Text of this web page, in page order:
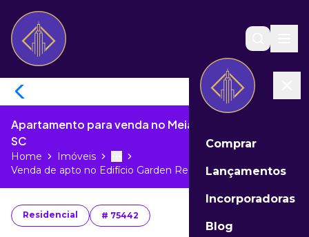
Comprar
Lançamentos
Incorporadoras
Blog
Apartamento para venda no Meia Praia de Itapema -
SC
Home Imóveis More
Toggle menu
Venda de apto no Edifício Garden Re...
Residencial # 75442